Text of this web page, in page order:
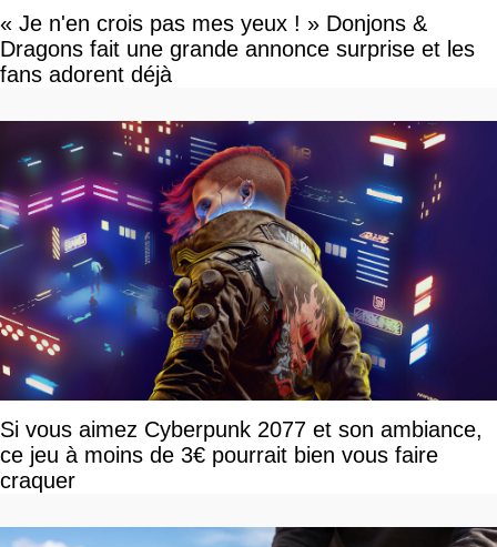
« Je n'en crois pas mes yeux ! » Donjons &
Dragons fait une grande annonce surprise et les
fans adorent déjà
Si vous aimez Cyberpunk 2077 et son ambiance,
ce jeu à moins de 3€ pourrait bien vous faire
craquer